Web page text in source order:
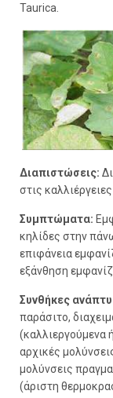
Taurica.
Διαπιστώσεις:
στις
Συμπτώματα:
κηλίδες στην
επιφάνεια
εξάνθηση
Συνθήκες
παράσιτο,
(καλλιεργούμενα
αρχικές
μολύνσεις
(άριστη